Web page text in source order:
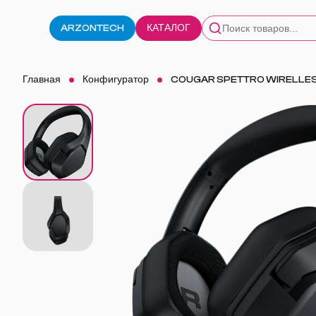
ARZONTECH КАТАЛОГ
Главная Конфигуратор COUGAR SPETTRO